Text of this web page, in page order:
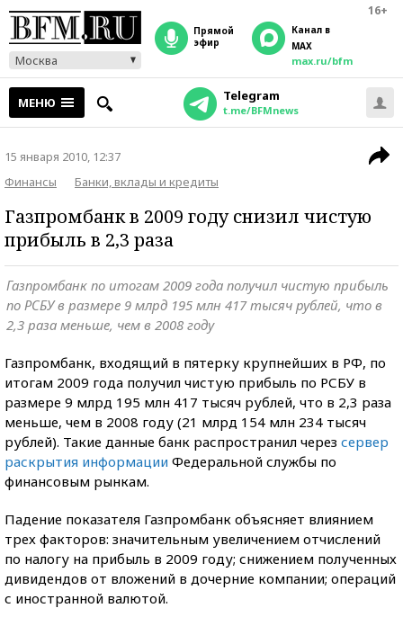
16+
Москва
прямой
эфир
Канал в
MAX
max.ru/bfm
МЕНЮ Telegram
t.me/BFMnews
15 января 2010, 12:37
Финансы
Банки, вклады и кредиты
Газпромбанк в 2009 году снизил чистую
прибыль в 2,3 раза
Газпромбанк по итогам 2009 года получил чистую прибыль
по РСБУ в размере 9 млрд 195 млн 417 тысяч рублей, что в
2,3 раза меньше, чем в 2008 году
Газпромбанк, входящий в пятерку крупнейших в РФ, по
итогам 2009 года получил чистую прибыль по РСБУ в
размере 9 млрд 195 млн 417 тысяч рублей, что в 2,3 раза
меньше, чем в 2008 году (21 млрд 154 млн 234 тысяч
рублей). Такие данные банк распространил через сервер
раскрытия информации Федеральной службы по
финансовым рынкам.
Падение показателя Газпромбанк объясняет влиянием
трех факторов: значительным увеличением отчислений
по налогу на прибыль в 2009 году; снижением полученных
дивидендов от вложений в дочерние компании; операций
с иностранной валютой.